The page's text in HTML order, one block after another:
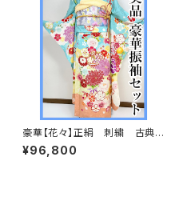
豪華【花々】正絹 刺繍 古典
柄 振袖セット s703
¥96,800